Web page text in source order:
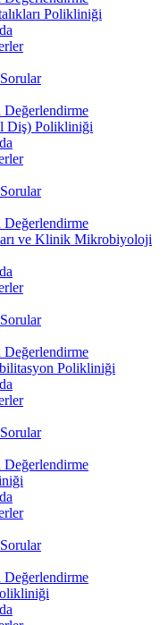
Polikliniği
Değerlendirme
Diş) Polikliniği
Değerlendirme
ve Klinik Mikrobiyoloji
Değerlendirme
Polikliniği
Değerlendirme
Değerlendirme